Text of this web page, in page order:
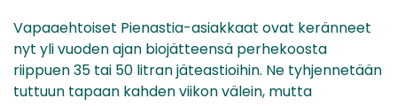
Vapaaehtoiset Pienastia-asiakkaat ovat keränneet
nyt yli vuoden ajan biojätteensä perhekoosta
riippuen 35 tai 50 litran jäteastioihin. Ne tyhjennetään
tuttuun tapaan kahden viikon välein, mutta